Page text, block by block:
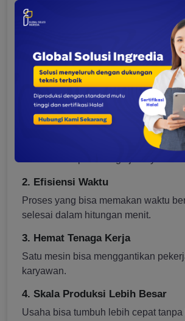
Fungsi
utama
Keduanya saling melengkapi dalam
tetapi tidak bisa saling menggantikan.
Manfaat Dough Divider
Bakery
1. Konsistensi Produk
Produk yang seragam membuat
2. Efisiensi Waktu
Proses yang bisa memakan waktu
selesai dalam hitungan menit.
3. Hemat Tenaga Kerja
Satu mesin bisa menggantikan
karyawan.
4. Skala Produksi Lebih Besar
Usaha bisa tumbuh lebih cepat tanpa